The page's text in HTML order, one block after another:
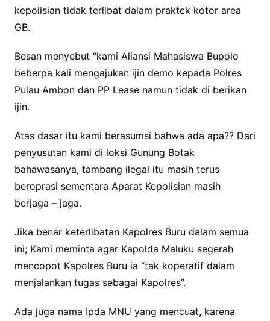
kepolisian tidak terlibat dalam praktek kotor area
GB.
Besan menyebut “kami Aliansi Mahasiswa Bupolo
beberpa kali mengajukan ijin demo kepada Polres
Pulau Ambon dan PP Lease namun tidak di berikan
ijin.
Atas dasar itu kami berasumsi bahwa ada apa?? Dari
penyusutan kami di loksi Gunung Botak
bahawasanya, tambang ilegal itu masih terus
beroprasi sementara Aparat Kepolisian masih
berjaga – jaga.
Jika benar keterlibatan Kapolres Buru dalam semua
ini; Kami meminta agar Kapolda Maluku segerah
mencopot Kapolres Buru ia “tak koperatif dalam
menjalankan tugas sebagai Kapolres”.
Ada juga nama Ipda MNU yang mencuat, karena